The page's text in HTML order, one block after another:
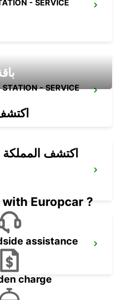
- SERVICE
- SERVICE
اكتشف المملكة
Europcar ?
assistance
charge